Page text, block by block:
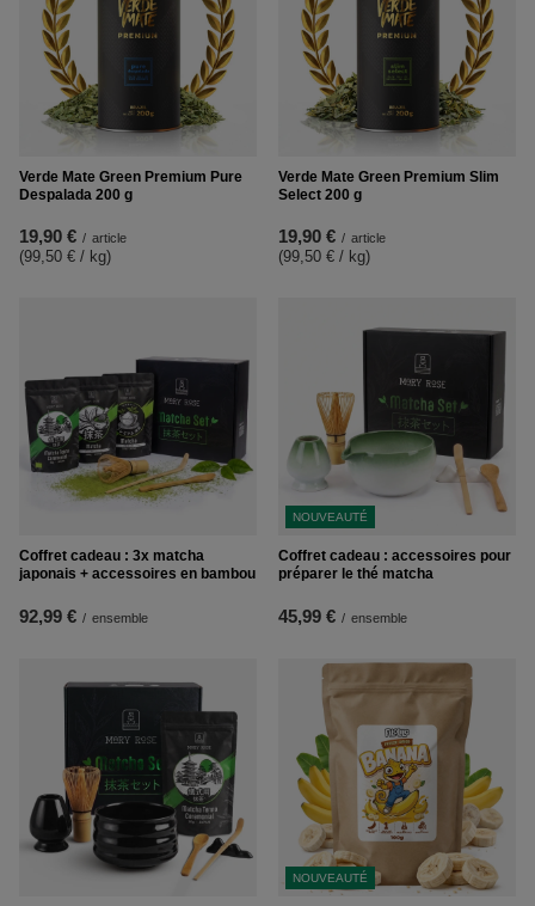
Verde Mate Green Premium Pure
Despalada 200 g
19,90 € / article
(99,50 € / kg)
Verde Mate Green Premium Slim
Select 200 g
19,90 € / article
(99,50 € / kg)
Coffret cadeau : 3x matcha
japonais + accessoires en bambou
92,99 € / ensemble
NOUVEAUTÉ
Coffret cadeau : accessoires pour
préparer le thé matcha
45,99 € / ensemble
NOUVEAUTÉ